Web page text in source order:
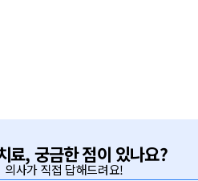
료, 궁금한 점이 있나요?
의사가 직접 답해드려요!